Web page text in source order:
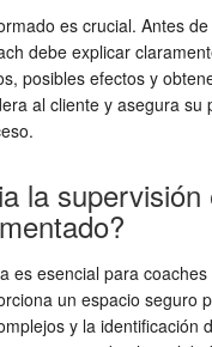
es crucial. Antes
debe explicar
posibles efectos y
al cliente y asegura su
la
es esencial para
un espacio seguro
y la identificación